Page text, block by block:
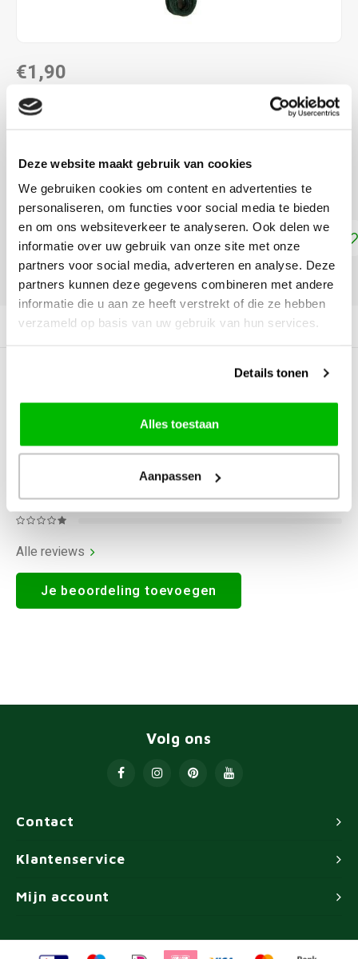
Deze website maakt gebruik van cookies
We gebruiken cookies om content en advertenties te
personaliseren, om functies voor social media te bieden
en om ons websiteverkeer te analyseren. Ook delen we
informatie over uw gebruik van onze site met onze
partners voor social media, adverteren en analyse. Deze
partners kunnen deze gegevens combineren met andere
informatie die u aan ze heeft verstrekt of die ze hebben
verzameld op basis van uw gebruik van hun services.
Details tonen
Alles toestaan
Aanpassen
€1,90
DIRECT LEVERBAAR
"DMC COLOUR VARIATIONS" OF "DMC LIGHT
EFFECTS " KOOPT, ONTVANG JE EEN KORTING VAN
100% OP HET LAAGSTGEPRIJSDE PRODUCT.
Toevoegen aan winkelwagen
DELEN:
Productomschrijving
Alle reviews
Je beoordeling toevoegen
Contact
Volg ons
Klantenservice
Mijn account